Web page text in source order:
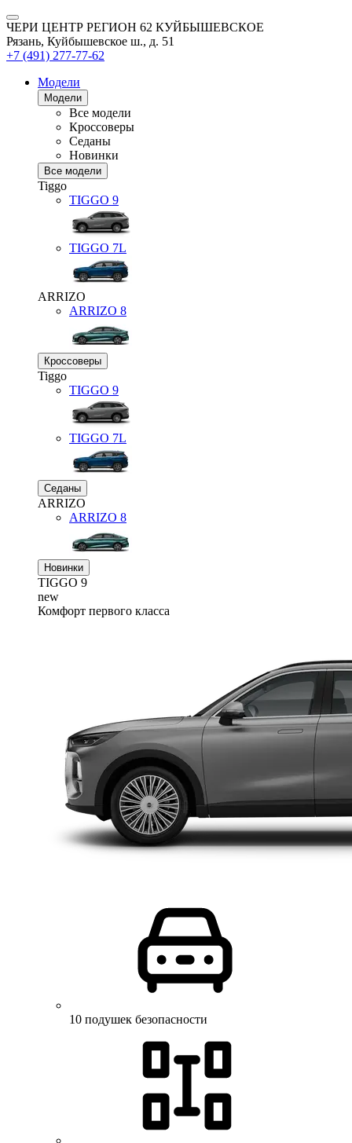
ЧЕРИ ЦЕНТР РЕГИОН 62 КУЙБЫШЕВСКОЕ
Рязань, Куйбышевское ш., д. 51
+7 (491) 277-77-62
Модели
Модели
Все модели
Кроссоверы
Седаны
Новинки
Все модели
Tiggo
TIGGO 9
TIGGO 7L
ARRIZO
ARRIZO 8
Кроссоверы
Tiggo
TIGGO 9
TIGGO 7L
Седаны
ARRIZO
ARRIZO 8
Новинки
TIGGO 9
new
Комфорт первого класса
10 подушек безопасности